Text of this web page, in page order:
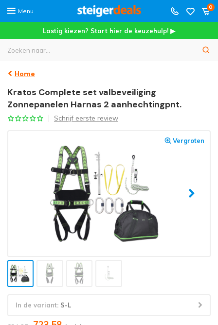
Menu
0
Lastig kiezen? Start hier de keuzehulp! ▶
Home
Kratos Complete set valbeveiliging
Zonnepanelen Harnas 2 aanhechtingpnt.
Schrijf eerste review
Vergroten
In de variant: S-L